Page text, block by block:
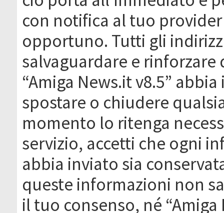
con notifica al tuo
opportuno. Tutti gli
salvaguardare e
“Amiga News.it v8.5”
spostare o chiudere
momento lo ritenga
servizio, accetti che ogni
abbia inviato sia
queste informazioni non
il tuo consenso, né